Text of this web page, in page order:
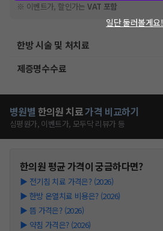
※ 이벤트가, 할인가는VAT 포함
한방 시술 및 처치료
제증명수수료
병원별 한의원 치료가격 비교하기
심평원가, 이벤트가, 모두닥 리뷰가 등
한의원평균 가격이 궁금하다면?
▶ 전기침 치료 가격은? (2026)
▶ 한방 온열치료 비용은? (2026)
▶ 뜸 가격은? (2026)
▶ 약침 가격은? (2026)
일단 둘러볼게요!